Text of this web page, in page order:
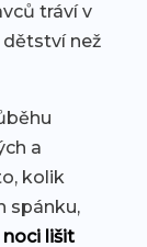
tráví v
dětství než
a
kolik
spánku,
lišit